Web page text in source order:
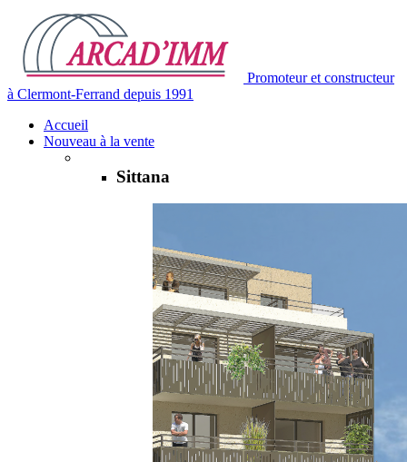
Promoteur et constructeur
à Clermont-Ferrand depuis 1991
Accueil
Nouveau à la vente
Sittana